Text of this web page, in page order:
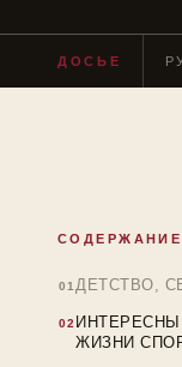
ДОСЬЕ
СОДЕРЖАНИЕ
ДЕТСТВО,
ЖИЗНИ